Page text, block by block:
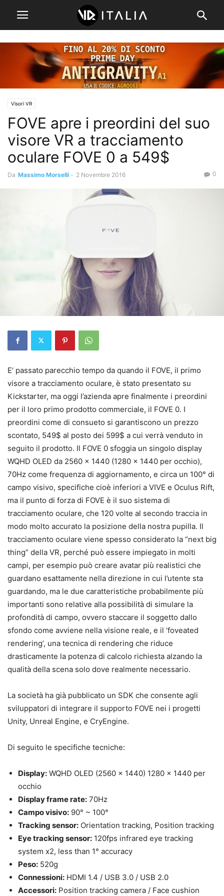
Visori VR
FOVE apre i preordini del suo
visore VR a tracciamento
oculare FOVE 0 a 549$
Da Massimo Morselli - 2 Novembre 2016 0
E’ passato parecchio tempo da quando il FOVE, il primo
visore a tracciamento oculare, è stato presentato su
Kickstarter, ma oggi l’azienda apre finalmente i preordini
per il loro primo prodotto commerciale, il FOVE 0. I
preordini come di consueto si garantiscono un prezzo
scontato, 549$ al posto dei 599$ a cui verrà venduto in
seguito il prodotto. Il FOVE 0 sfoggia un singolo display
WQHD OLED da 2560 × 1440 (1280 × 1440 per occhio),
70Hz come frequenza di aggiornamento, e circa un 100° di
campo visivo, specifiche cioè inferiori a VIVE e Oculus Rift,
ma il punto di forza di FOVE è il suo sistema di
tracciamento oculare, che 120 volte al secondo traccia in
modo molto accurato la posizione della nostra pupilla. Il
tracciamento oculare viene spesso considerato la “next big
thing” della VR, perché può essere impiegato in molti
campi, per esempio può creare avatar più realistici che
guardano esattamente nella direzione in cui l’utente sta
guardando, ma le due caratteristiche probabilmente più
importanti sono relative alla possibilità di simulare la
profondità di campo, ovvero staccare il soggetto dallo
sfondo come avviene nella visione reale, e il ‘foveated
rendering’, una tecnica di rendering che riduce
drasticamente la potenza di calcolo richiesta alzando la
qualità della scena solo dove realmente necessario.
La società ha già pubblicato un SDK che consente agli
sviluppatori di integrare il supporto FOVE nei i progetti
Unity, Unreal Engine, e CryEngine.
Di seguito le specifiche tecniche:
Display: WQHD OLED (2560 x 1440) 1280 x 1440 per
occhio
Display frame rate: 70Hz
Campo visivo: 90° ~ 100°
Tracking sensor: Orientation tracking, Position tracking
Eye tracking sensor: 120fps infrared eye tracking
system x2, less than 1° accuracy
Peso: 520g
Connessioni: HDMI 1.4 / USB 3.0 / USB 2.0
Accessori: Position tracking camera / Face cushion